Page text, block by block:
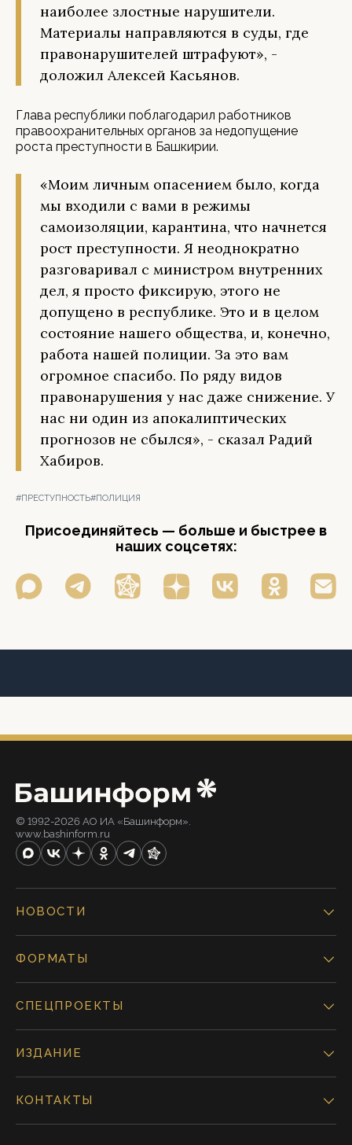
наиболее злостные нарушители.
Материалы направляются в суды, где
правонарушителей штрафуют», -
доложил Алексей Касьянов.
Глава республики поблагодарил работников
правоохранительных органов за недопущение
роста преступности в Башкирии.
«Моим личным опасением было, когда
мы входили с вами в режимы
самоизоляции, карантина, что начнется
рост преступности. Я неоднократно
разговаривал с министром внутренних
дел, я просто фиксирую, этого не
допущено в республике. Это и в целом
состояние нашего общества, и, конечно,
работа нашей полиции. За это вам
огромное спасибо. По ряду видов
правонарушения у нас даже снижение. У
нас ни один из апокалиптических
прогнозов не сбылся», - сказал Радий
Хабиров.
#ПРЕСТУПНОСТЬ#ПОЛИЦИЯ
Присоединяйтесь — больше и быстрее в
наших соцсетях:
© 1992-2026 АО ИА «Башинформ».
www.bashinform.ru
НОВОСТИ
ФОРМАТЫ
СПЕЦПРОЕКТЫ
ИЗДАНИЕ
КОНТАКТЫ